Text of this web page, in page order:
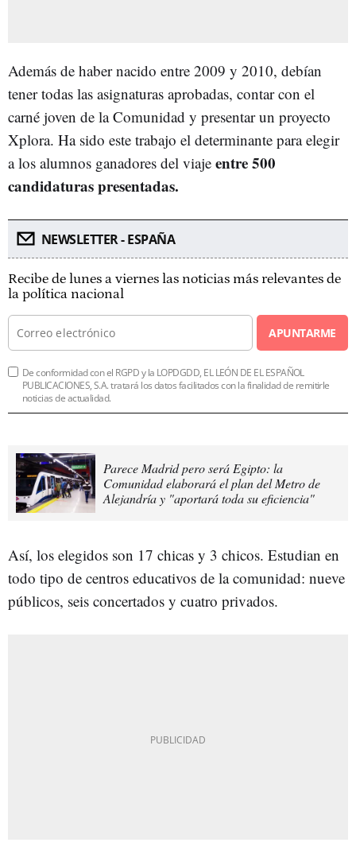
Además de haber nacido entre 2009 y 2010, debían
tener todas las asignaturas aprobadas, contar con el
carné joven de la Comunidad y presentar un proyecto
Xplora. Ha sido este trabajo el determinante para elegir
a los alumnos ganadores del viaje entre 500
candidaturas presentadas.
NEWSLETTER - ESPAÑA
Recibe de lunes a viernes las noticias más relevantes de
la política nacional
APUNTARME
De conformidad con el RGPD y la LOPDGDD, EL LEÓN DE EL ESPAÑOL
PUBLICACIONES, S.A. tratará los datos facilitados con la finalidad de remitirle
noticias de actualidad.
Parece Madrid pero será Egipto: la
Comunidad elaborará el plan del Metro de
Alejandría y "aportará toda su eficiencia"
Así, los elegidos son 17 chicas y 3 chicos. Estudian en
todo tipo de centros educativos de la comunidad: nueve
públicos, seis concertados y cuatro privados.